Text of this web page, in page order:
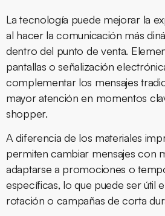
La tecnología puede mejorar la
al hacer la comunicación más
dentro del punto de venta.
pantallas o señalización
complementar los mensajes
mayor atención en momentos
shopper.
A diferencia de los materiales
permiten cambiar mensajes con
adaptarse a promociones o
específicas, lo que puede ser útil
rotación o campañas de corta